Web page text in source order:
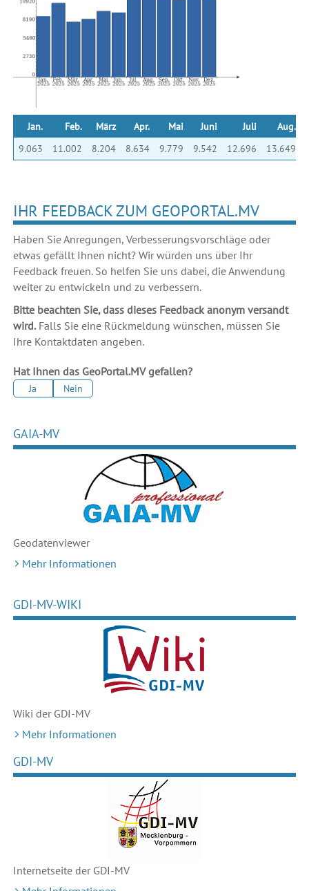
Jan. Feb. März Apr. Mai Juni Juli
Aug.
9.063
11.002 8.204 8.634 9.779 9.542 12.696 13.649
IHR FEEDBACK ZUM GEOPORTAL.MV
Haben Sie Anregungen, Verbesserungsvorschläge oder
etwas gefällt Ihnen nicht? Wir würden uns über Ihr
Feedback freuen. So helfen Sie uns dabei, die Anwendung
weiter zu entwickeln und zu verbessern.
Bitte beachten Sie, dass dieses Feedback anonym versandt
wird.Falls Sie eine Rückmeldung wünschen, müssen Sie
Ihre Kontaktdaten angeben.
Hat Ihnen das GeoPortal.MV gefallen?
Ja Nein
GAIA-MV
Geodatenviewer
Mehr Informationen
GDI-MV-WIKI
Wiki der GDI-MV
Mehr Informationen
GDI-MV
Internetseite der GDI-MV